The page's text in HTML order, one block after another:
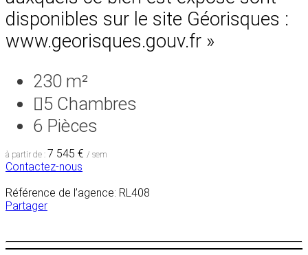
disponibles sur le site Géorisques :
www.georisques.gouv.fr »
230 m²
5 Chambres
6 Pièces
à partir de : 7 545 € / sem
Contactez-nous
Référence de l’agence: RL408
Partager